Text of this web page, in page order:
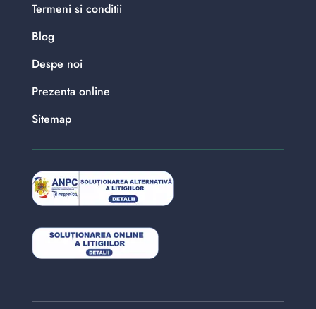
Termeni si conditii
Blog
Despe noi
Prezenta online
Sitemap